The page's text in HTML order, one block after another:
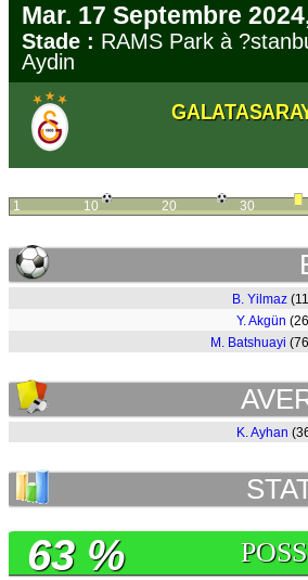
Mar. 17 Septembre
Stade : RAMS Park à
Aydin
1 10 20 30
B. Yilmaz
Y. Akgün
M. Batshuayi
K. Ayhan
63 %